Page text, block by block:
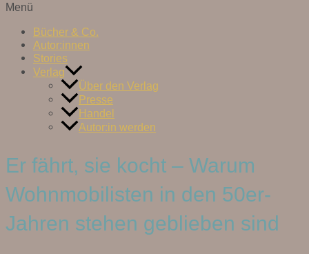
Menü
Bücher & Co.
Autor:innen
Stories
Verlag
Über den Verlag
Presse
Handel
Autor:in werden
Er fährt, sie kocht – Warum
Wohnmobilisten in den 50er-
Jahren stehen geblieben sind